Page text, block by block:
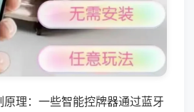
理：一些智能控牌器通过蓝牙